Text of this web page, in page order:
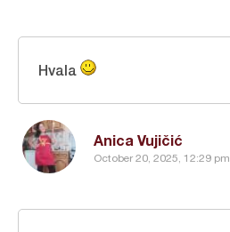
Anica Vujičić
October 20, 2025, 12:29 pm
Hvala